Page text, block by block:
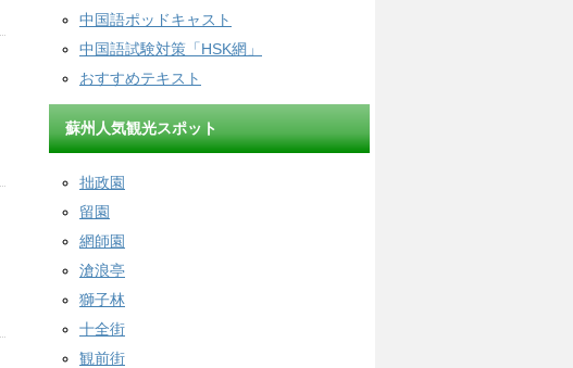
中国語ポッドキャスト
中国語試験対策「HSK網」
おすすめテキスト
蘇州人気観光スポット
拙政園
留園
網師園
滄浪亭
獅子林
十全街
観前街